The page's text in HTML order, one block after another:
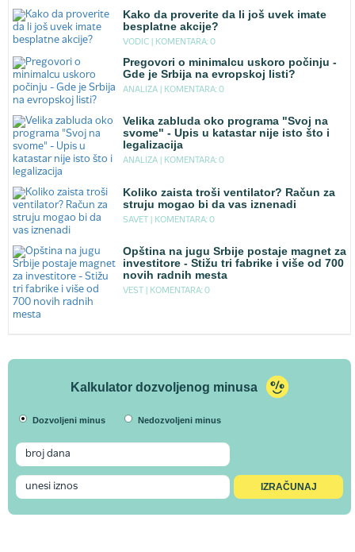
Kako da proverite da li još uvek imate
besplatne akcije?
VODIC | KOMENTARA: 0
Pregovori o minimalcu uskoro počinju -
Gde je Srbija na evropskoj listi?
ANALIZA | KOMENTARA: 0
Velika zabluda oko programa "Svoj na
svome" - Upis u katastar nije isto što i
legalizacija
ANALIZA | KOMENTARA: 0
Koliko zaista troši ventilator? Račun za
struju mogao bi da vas iznenadi
SAVET | KOMENTARA: 0
Opština na jugu Srbije postaje magnet za
investitore - Stižu tri fabrike i više od 700
novih radnih mesta
VEST | KOMENTARA: 0
Kalkulator dozvoljenog minusa
Dozvoljeni minus Nedozvoljeni minus